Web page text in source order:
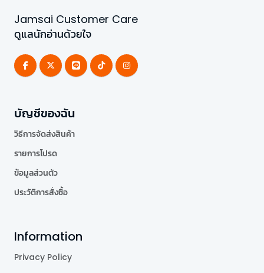
Jamsai Customer Care
ดูแลนักอ่านด้วยใจ
บัญชีของฉัน
วิธีการจัดส่งสินค้า
รายการโปรด
ข้อมูลส่วนตัว
ประวัติการสั่งซื้อ
Information
Privacy Policy